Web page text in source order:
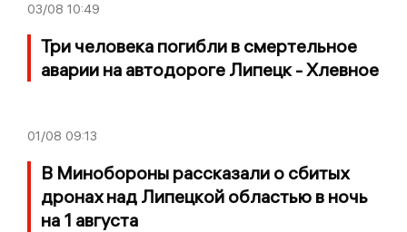
03/08 10:49
Три человека погибли в смертельное
аварии на автодороге Липецк - Хлевное
01/08 09:13
В Минобороны рассказали о сбитых
дронах над Липецкой областью в ночь
на 1 августа